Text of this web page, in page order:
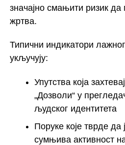
значајно смањити ризик
жртва.
Типични индикатори
укључују:
Упутства која
„Дозволи“ у
људског идентитета
Поруке које тврде да
сумњива активност